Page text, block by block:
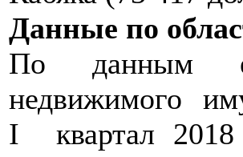
Данные по
По данным
недвижимого
I квартал 2018